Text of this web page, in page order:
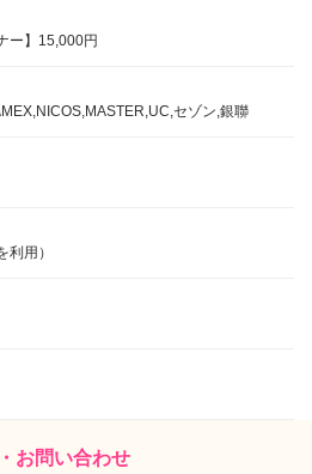
ー】15,000円
セゾン,銀聯
⽤）
お問い合わせ